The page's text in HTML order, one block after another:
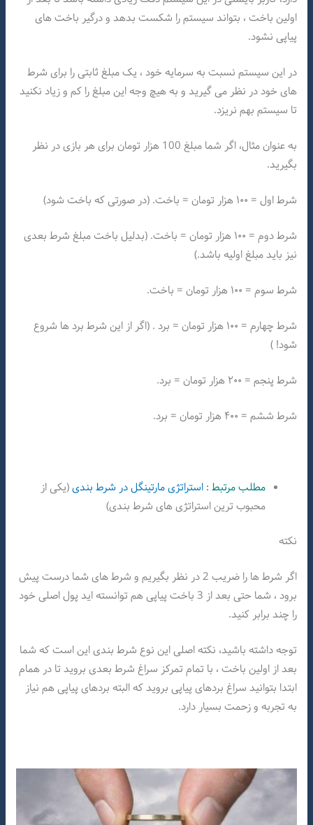
اولین باخت ، بتواند سیستم را شکست بدهد و درگیر باخت های
پیاپی نشود.
در این سیستم نسبت به سرمایه خود ، یک مبلغ ثابتی را برای شرط
های خود در نظر می گیرید و به هیچ وجه این مبلغ را کم و زیاد نکنید
تا سیستم بهم نریزد.
به عنوان مثال، اگر شما مبلغ 100 هزار تومان برای هر بازی در نظر
بگیرید.
شرط اول = ۱۰۰ هزار تومان = باخت. (در صورتی که باخت شود)
شرط دوم = ۱۰۰ هزار تومان = باخت. (بدلیل باخت مبلغ شرط بعدی
نیز باید مبلغ اولیه باشد.)
شرط سوم = ۱۰۰ هزار تومان = باخت.
شرط چهارم = ۱۰۰ هزار تومان = برد . (اگر از این شرط برد ها شروع
شود! )
شرط پنجم = ۲۰۰ هزار تومان = برد.
شرط ششم = ۴۰۰ هزار تومان = برد.
مطلب مرتبط : استراتژی مارتینگل در شرط بندی(یکی از
محبوب ترین استراتژی های شرط بندی)
نکته
اگر شرط ها را ضریب 2 در نظر بگیریم و شرط های شما درست پیش
برود ، شما حتی بعد از 3 باخت پیاپی هم توانسته اید پول اصلی خود
را چند برابر کنید.
توجه داشته باشید، نکته اصلی این نوع شرط بندی این است که شما
بعد از اولین باخت ، با تمام تمرکز سراغ شرط بعدی بروید تا در همام
ابتدا بتوانید سراغ بردهای پیاپی بروید که البته بردهای پیاپی هم نیاز
به تجربه و زحمت بسیار دارد.